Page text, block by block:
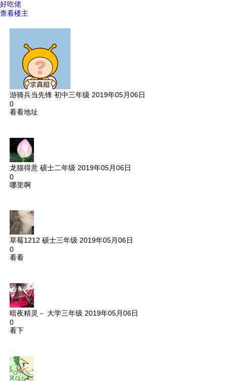
好吃佬
查看楼主
游骑兵当先锋 初中三年级 2019年05月06日
0
看看地址
龙猫得意 硕士二年级 2019年05月06日
0
哪里啊
草莓1212 硕士三年级 2019年05月06日
0
看看
暗夜精灵－ 大学三年级 2019年05月06日
0
看下